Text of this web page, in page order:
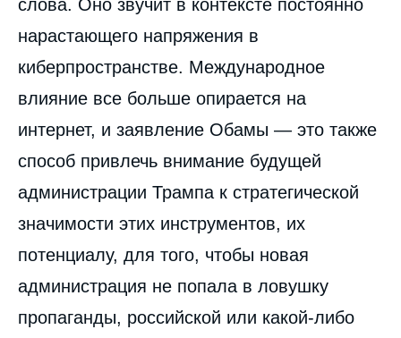
слова. Оно звучит в контексте постоянно
нарастающего напряжения в
киберпространстве. Международное
влияние все больше опирается на
интернет, и заявление Обамы — это также
способ привлечь внимание будущей
администрации Трампа к стратегической
значимости этих инструментов, их
потенциалу, для того, чтобы новая
администрация не попала в ловушку
пропаганды, российской или какой-либо